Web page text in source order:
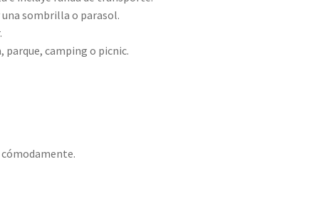
sombrilla o parasol.
camping o picnic.
cómodamente.